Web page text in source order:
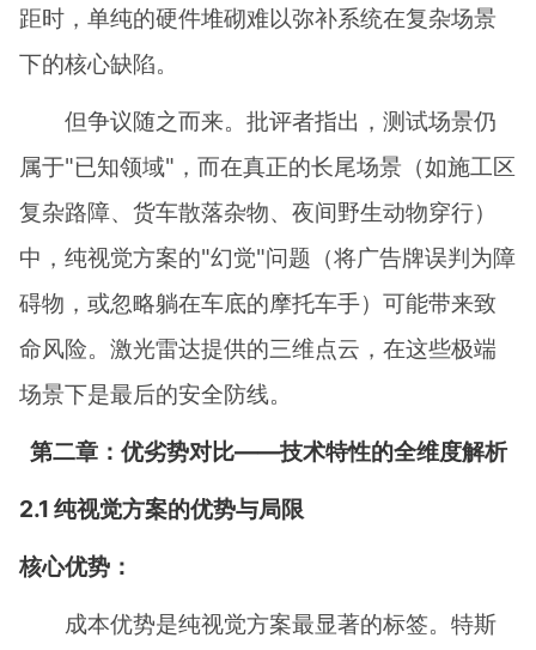
距时，单纯的硬件堆砌难以弥补系统在复杂场景
下的核心缺陷。
但争议随之而来。批评者指出，测试场景仍
属于"已知领域"，而在真正的长尾场景（如施工区
复杂路障、货车散落杂物、夜间野生动物穿行）
中，纯视觉方案的"幻觉"问题（将广告牌误判为障
碍物，或忽略躺在车底的摩托车手）可能带来致
命风险。激光雷达提供的三维点云，在这些极端
场景下是最后的安全防线。
第二章：优劣势对比——技术特性的全维度解析
2.1 纯视觉方案的优势与局限
核心优势：
成本优势是纯视觉方案最显著的标签。特斯